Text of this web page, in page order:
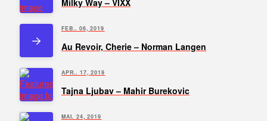
FEB.. 06, 2019
Au Revoir, Cherie – Norman Langen
APR.. 17, 2019
Tajna Ljubav – Mahir Burekovic
MAI. 24, 2019